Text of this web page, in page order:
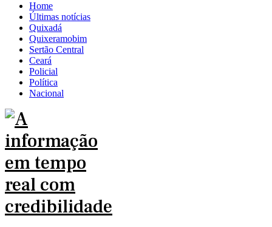
Home
Últimas notícias
Quixadá
Quixeramobim
Sertão Central
Ceará
Policial
Política
Nacional